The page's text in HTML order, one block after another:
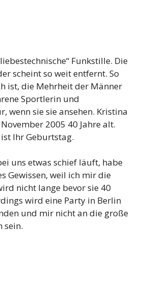
Funkstille. Die
scheint so weit entfernt. So
ist, die Mehrheit der Männer
Sportlerin und
wenn sie sie ansehen. Kristina
2005 40 Jahre alt.
Ihr Geburtstag.
uns etwas schief läuft, habe
Gewissen, weil ich mir die
nicht lange bevor sie 40
wird eine Party in Berlin
und mir nicht an die große
sein.